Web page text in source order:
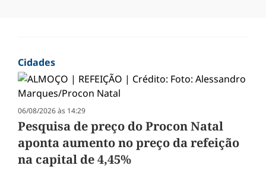
Cidades
06/08/2026 às 14:29
Pesquisa de preço do Procon Natal
aponta aumento no preço da refeição
na capital de 4,45%